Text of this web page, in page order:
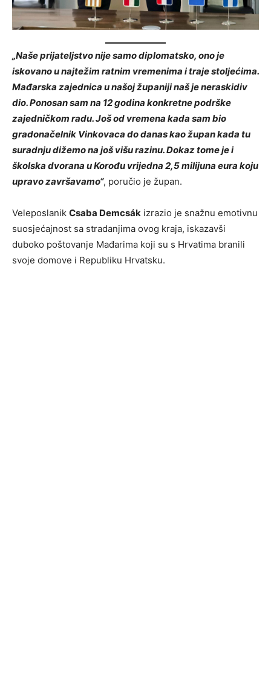
„Naše prijateljstvo nije samo diplomatsko, ono je
iskovano u najtežim ratnim vremenima i traje stoljećima.
Mađarska zajednica u našoj županiji naš je neraskidiv
dio. Ponosan sam na 12 godina konkretne podrške
zajedničkom radu. Još od vremena kada sam bio
gradonačelnik Vinkovaca do danas kao župan kada tu
suradnju dižemo na još višu razinu. Dokaz tome je i
školska dvorana u Korođu vrijedna 2,5 milijuna eura koju
upravo završavamo“, poručio je župan.
Veleposlanik Csaba Demcsák izrazio je snažnu emotivnu
suosjećajnost sa stradanjima ovog kraja, iskazavši
duboko poštovanje Mađarima koji su s Hrvatima branili
svoje domove i Republiku Hrvatsku.